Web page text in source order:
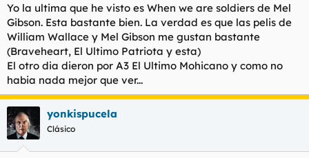
Yo la ultima que he visto es When we are soldiers de Mel
Gibson. Esta bastante bien. La verdad es que las pelis de
William Wallace y Mel Gibson me gustan bastante
(Braveheart, El Ultimo Patriota y esta)
El otro dia dieron por A3 El Ultimo Mohicano y como no
habia nada mejor que ver...
yonkispucela
Clásico